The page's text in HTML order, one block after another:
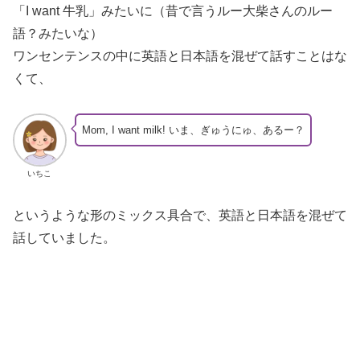
「I want 牛乳」みたいに（昔で言うルー大柴さんのルー
語？みたいな）
ワンセンテンスの中に英語と日本語を混ぜて話すことはな
くて、
いちこ
Mom, I want milk! いま、ぎゅうにゅ、あるー？
というような形のミックス具合で、英語と日本語を混ぜて
話していました。